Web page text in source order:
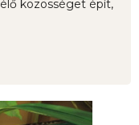
közösséget épít,